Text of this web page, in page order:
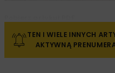
TEN I WIELE INNYCH
AKTYWNĄ